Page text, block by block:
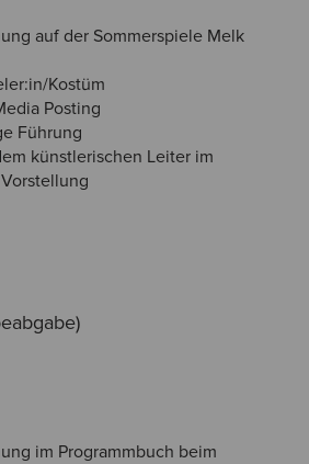
auf der Sommerspiele Melk
Kostüm
Posting
Führung
künstlerischen Leiter im
im Programmbuch beim